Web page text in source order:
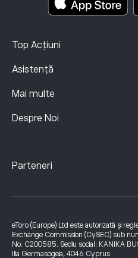
Top Acțiuni
Asistență
Mai multe
Despre Noi
Parteneri
eToro (Europe) Ltd este autorizată și
Exchange Commission (CySEC) sub
No. C200585. Sediu social: KANIKA
Ilia Germasogeia, 4046 Cyprus